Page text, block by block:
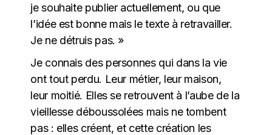
je souhaite publier actuellement, ou que
l’idée est bonne mais le texte à retravailler.
Je ne détruis pas. »
Je connais des personnes qui dans la vie
ont tout perdu. Leur métier, leur maison,
leur moitié. Elles se retrouvent à l’aube de la
vieillesse déboussolées mais ne tombent
pas : elles créent, et cette création les